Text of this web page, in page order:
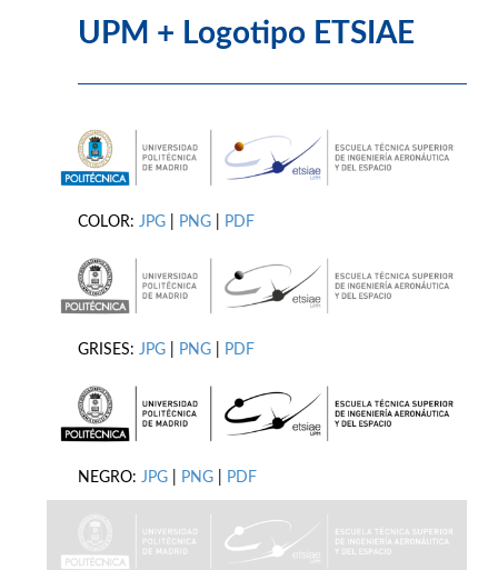
UPM + Logotipo ETSIAE
COLOR: JPG PNG PDF
GRISES: JPG PNG PDF
NEGRO: JPG PNG PDF